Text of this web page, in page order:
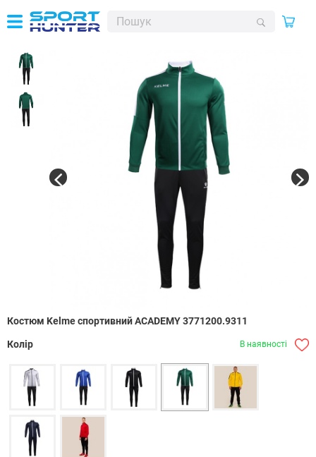
Костюм Kelme спортивний ACADEMY 3771200.9311
В наявності
Колір